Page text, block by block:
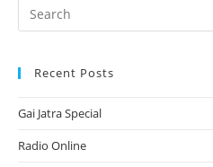
Recent Posts
Gai Jatra Special
Radio Online